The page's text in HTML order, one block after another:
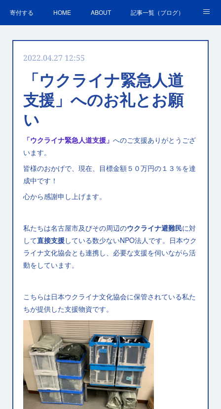
寄付する HOME ABOUT 記事一覧（ブログ）
ＳＤＧｓの取組 お問合せ
2022.04.27 12:55
「ウクライナ緊急人道
支援」へのお礼とお願
い
「ウクライナ緊急人道支援」へのご支援ありがとうござ
います。
皆様のおかげで、現在、目標金額５０万円の１３％を達
成中です！
心から感謝申し上げます。
私たちは名古屋市及びその周辺のウクライナ避難民に対
して直接支援している数少ないNPO法人です。日本ウク
ライナ文化協会とも連携し、必要な支援を伺いながら活
動をしています。
こちらは日本ウクライナ文化協会に保管されている私た
ちが提供した支援物資です。